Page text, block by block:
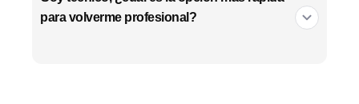
para volverme profesional?